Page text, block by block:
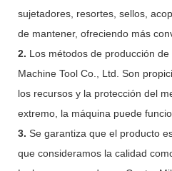
sujetadores, resortes, sellos,
de mantener, ofreciendo más
2. Los métodos de producción
Machine Tool Co., Ltd. Son
los recursos y la protección del
extremo, la máquina puede
3. Se garantiza que el producto
que consideramos la calidad